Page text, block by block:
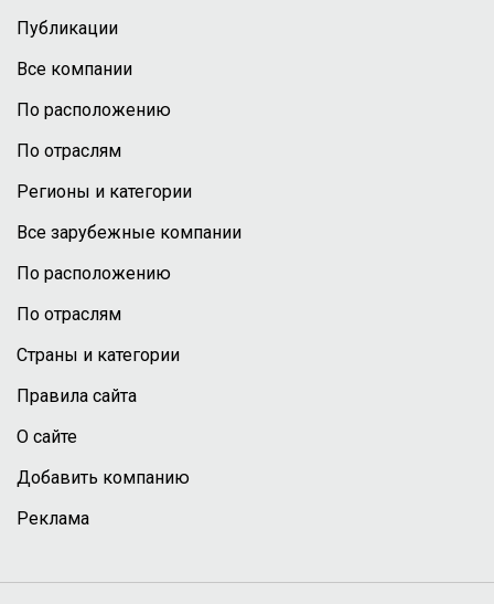
Публикации
Все компании
По расположению
По отраслям
Регионы и категории
Все зарубежные компании
По расположению
По отраслям
Страны и категории
Правила сайта
О сайте
Добавить компанию
Реклама